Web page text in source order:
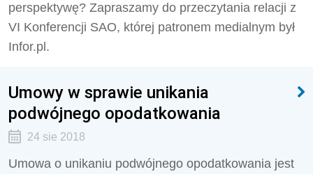
perspektywę? Zapraszamy do przeczytania relacji z
VI Konferencji SAO, której patronem medialnym był
Infor.pl.
Umowy w sprawie unikania
podwójnego opodatkowania
24 sie 2018
Umowa o unikaniu podwójnego opodatkowania jest